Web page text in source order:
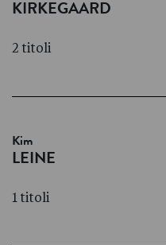
KIRKEGAARD
2 titoli
Kim
LEINE
1 titoli